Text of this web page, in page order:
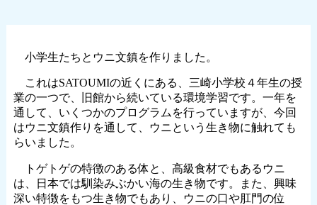
小学生たちとウニ文鎮を作りました。
これはSATOUMIの近くにある、三崎小学校４年生の授
業の一つで、旧館から続いている環境学習です。一年を
通して、いくつかのプログラムを行っていますが、今回
はウニ文鎮作りを通して、ウニという生き物に触れても
らいました。
トゲトゲの特徴のある体と、高級食材でもあるウニ
は、日本では馴染みぶかい海の生き物です。また、興味
深い特徴をもつ生き物でもあり、ウニの口や肛門の位